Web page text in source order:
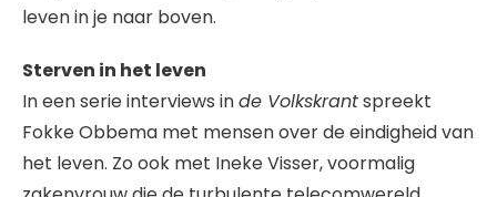
leven in je naar boven.
Sterven in het leven
In een serie interviews inde Volkskrantspreekt
Fokke Obbema met mensen over de eindigheid van
het leven. Zo ook met Ineke Visser, voormalig